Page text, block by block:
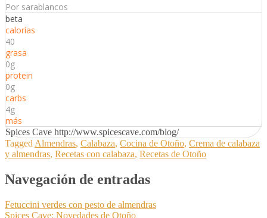
Por sarablancos
beta
calorías
40
grasa
0g
protein
0g
carbs
4g
más
Spices Cave http://www.spicescave.com/blog/
Tagged Almendras, Calabaza, Cocina de Otoño, Crema de calabaza
y almendras, Recetas con calabaza, Recetas de Otoño
Navegación de entradas
Fetuccini verdes con pesto de almendras
Spices Cave: Novedades de Otoño